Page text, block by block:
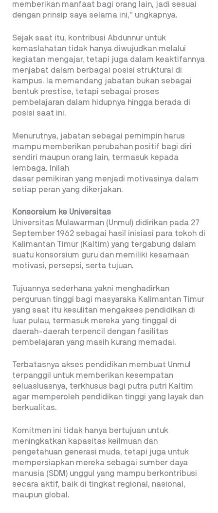
memberikan manfaat bagi orang lain, jadi sesuai
dengan prinsip saya selama ini,” ungkapnya.
Sejak saat itu, kontribusi Abdunnur untuk
kemaslahatan tidak hanya diwujudkan melalui
kegiatan mengajar, tetapi juga dalam keaktifannya
menjabat dalam berbagai posisi struktural di
kampus. Ia memandang jabatan bukan sebagai
bentuk prestise, tetapi sebagai proses
pembelajaran dalam hidupnya hingga berada di
posisi saat ini.
Menurutnya, jabatan sebagai pemimpin harus
mampu memberikan perubahan positif bagi diri
sendiri maupun orang lain, termasuk kepada
lembaga. Inilah
dasar pemikiran yang menjadi motivasinya dalam
setiap peran yang dikerjakan.
Konsorsium ke Universitas
Universitas Mulawarman (Unmul) didirikan pada 27
September 1962 sebagai hasil inisiasi para tokoh di
Kalimantan Timur (Kaltim) yang tergabung dalam
suatu konsorsium guru dan memiliki kesamaan
motivasi, persepsi, serta tujuan.
Tujuannya sederhana yakni menghadirkan
perguruan tinggi bagi masyaraka Kalimantan Timur
yang saat itu kesulitan mengakses pendidikan di
luar pulau, termasuk mereka yang tinggal di
daerah-daerah terpencil dengan fasilitas
pembelajaran yang masih kurang memadai.
Terbatasnya akses pendidikan membuat Unmul
terpanggil untuk memberikan kesempatan
seluasluasnya, terkhusus bagi putra putri Kaltim
agar memperoleh pendidikan tinggi yang layak dan
berkualitas.
Komitmen ini tidak hanya bertujuan untuk
meningkatkan kapasitas keilmuan dan
pengetahuan generasi muda, tetapi juga untuk
mempersiapkan mereka sebagai sumber daya
manusia (SDM) unggul yang mampu berkontribusi
secara aktif, baik di tingkat regional, nasional,
maupun global.